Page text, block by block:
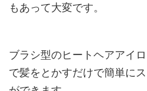
もあって大変です。
ブラシ型のヒートヘアアイ
で髪をとかすだけで簡単に